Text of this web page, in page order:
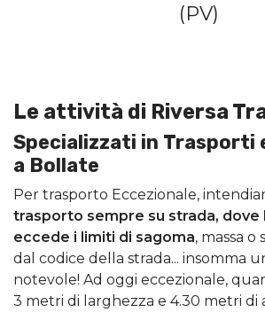
(PV)
Le attività di Riversa
Specializzati in Trasporti
a Bollate
Per trasporto Eccezionale,
trasporto sempre su strada, dove
eccede i limiti di sagoma, massa
dal codice della strada... insomma
notevole! Ad oggi eccezionale,
3 metri di larghezza e 4.30 metri di